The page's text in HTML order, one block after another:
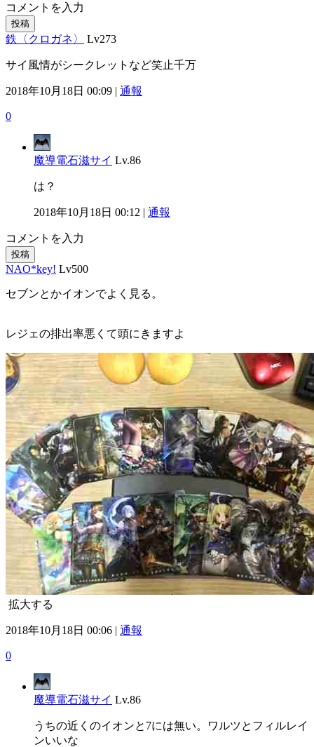
コメントを入力
投稿
鉄〈クロガネ〉 Lv273
サイ風情がシークレットなど笑止千万
2018年10月18日 00:09 | 通報
0
魔導電石滋サイ Lv.86
は？
2018年10月18日 00:12 | 通報
コメントを入力
投稿
NAO*key! Lv500
セブンとかイオンでよく見る。
レジェの排出率悪くて頭にきますよ
拡大する
2018年10月18日 00:06 | 通報
0
魔導電石滋サイ Lv.86
うちの近くのイオンと7には無い。ワルツとフィルレイ
ンいいな